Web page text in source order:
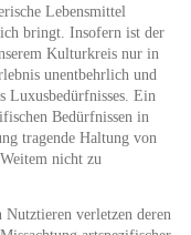
Lebensmittel
bringt. Insofern ist der
Kulturkreis nur in
unentbehrlich und
Luxusbedürfnisses. Ein
Bedürfnissen in
tragende Haltung von
nicht zu
verletzen deren